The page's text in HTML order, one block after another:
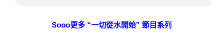
Sooo更多 “一切從水開始” 節目系列